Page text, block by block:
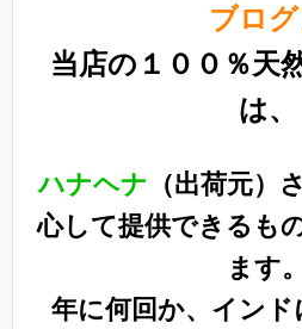
ブログ
当店の１００％天
は、
ハナヘナ （出荷元）
心して提供できるも
ます。
年に何回か、インド